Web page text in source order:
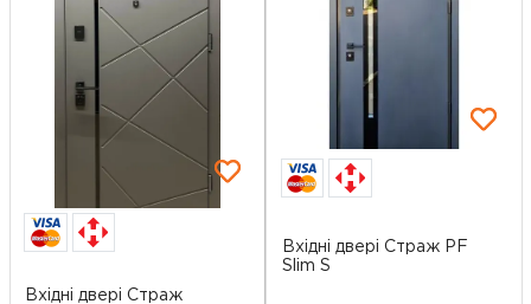
Вхідні двері Страж
Вхідні двері Страж PF
Slim S